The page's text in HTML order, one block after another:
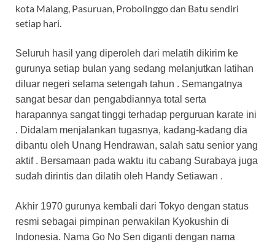
kota Malang, Pasuruan, Probolinggo dan Batu sendiri
setiap hari.
Seluruh hasil yang diperoleh dari melatih dikirim ke
gurunya setiap bulan yang sedang melanjutkan latihan
diluar negeri selama setengah tahun . Semangatnya
sangat besar dan pengabdiannya total serta
harapannya sangat tinggi terhadap perguruan karate ini
. Didalam menjalankan tugasnya, kadang-kadang dia
dibantu oleh Unang Hendrawan, salah satu senior yang
aktif . Bersamaan pada waktu itu cabang Surabaya juga
sudah dirintis dan dilatih oleh Handy Setiawan .
Akhir 1970 gurunya kembali dari Tokyo dengan status
resmi sebagai pimpinan perwakilan Kyokushin di
Indonesia. Nama Go No Sen diganti dengan nama